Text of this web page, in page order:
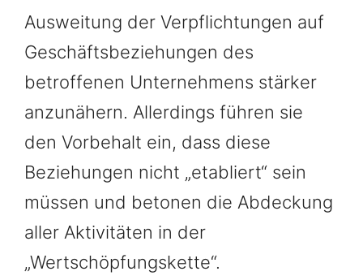
Ausweitung der Verpflichtungen auf
Geschäftsbeziehungen des
betroffenen Unternehmens stärker
anzunähern. Allerdings führen sie
den Vorbehalt ein, dass diese
Beziehungen nicht „etabliert“ sein
müssen und betonen die Abdeckung
aller Aktivitäten in der
„Wertschöpfungskette“.